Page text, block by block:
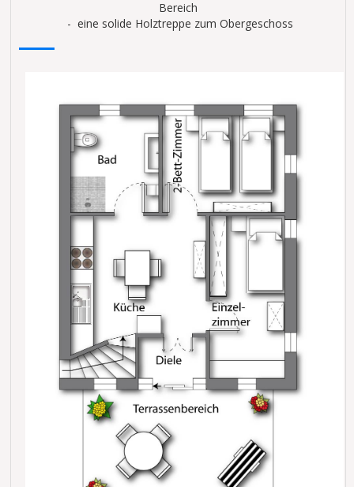
Bereich
- eine solide Holztreppe zum Obergeschoss